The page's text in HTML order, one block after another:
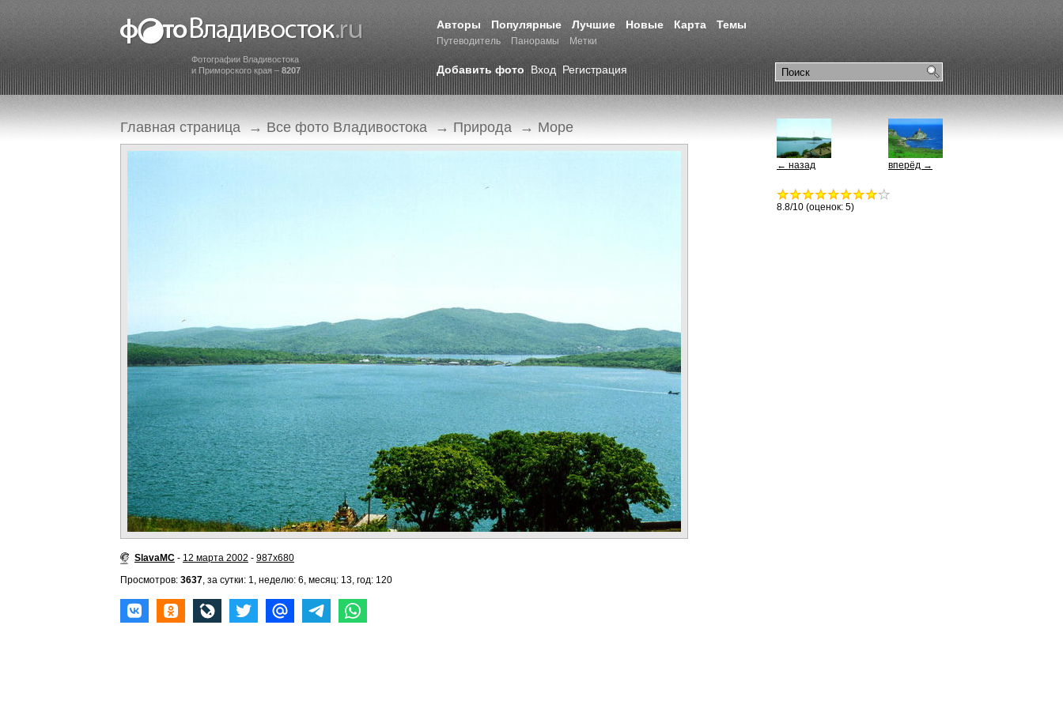
Фотографии Владивостока
и Приморского края – 8207
Авторы Популярные Лучшие Новые Карта Темы
Путеводитель Панорамы Метки
Добавить фото Вход Регистрация
Главная страница → Все фото Владивостока → Природа → Море
SlavaMC - 12 марта 2002 - 987x680
Просмотров: 3637, за сутки: 1, неделю: 6, месяц: 13, год: 120
вперёд →
← назад
8.8/10 (оценок: 5)